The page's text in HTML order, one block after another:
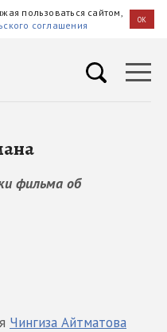
пользоваться сайтом,
соглашения OK
фильма об
Чингиза Айтматова